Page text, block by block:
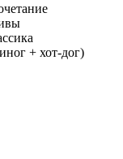
+ хот-дог)